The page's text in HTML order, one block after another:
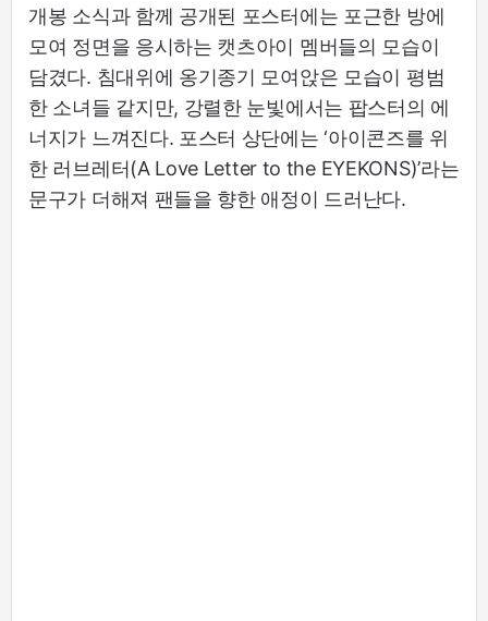
개봉 소식과 함께 공개된 포스터에는 포근한 방에
모여 정면을 응시하는 캣츠아이 멤버들의 모습이
담겼다. 침대위에 옹기종기 모여앉은 모습이 평범
한 소녀들 같지만, 강렬한 눈빛에서는 팝스터의 에
너지가 느껴진다. 포스터 상단에는 ‘아이콘즈를 위
한 러브레터(A Love Letter to the EYEKONS)’라는
문구가 더해져 팬들을 향한 애정이 드러난다.